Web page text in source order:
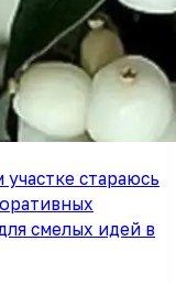
стараюсь
смелых идей в